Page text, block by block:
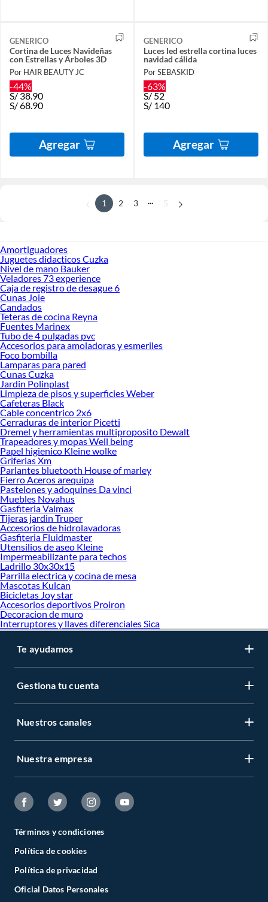
GENERICO
Cortina de Luces Navideñas
con Estrellas y Árboles 3D
Por HAIR BEAUTY JC
-44%
S/38.90
S/68.90
Agregar
GENERICO
Luces led estrella cortina luces
navidad cálida
Por SEBASKID
-63%
S/52
S/ 140
Agregar
1 2 3 ... 5
Amortiguadores
Juguetes didacticos Cuzka
Nivel de mano Bauker
Veladores 73 experience
Caja de registro de desague 6
Cunas Joie
Candados
Teteras de cocina Reyna
Fuentes Marinex
Tubo de 4 pulgadas pvc
Accesorios para amoladoras y esmeriles
Foco bombilla
Lamparas para pared
Cunas Cuzka
Jardin Polinplast
Limpieza de pisos y superficies Weber
Cafeteras Black
Cable concentrico 2x6
Cerraduras de interior Picetti
Dremel y herramientas multiproposito Dewalt
Trapeadores y mopas Well being
Papel higienico Kleine wolke
Griferias Xm
Parlantes bluetooth House of marley
Fierro Aceros arequipa
Pastelones y adoquines Da vinci
Muebles Novahus
Gasfiteria Valmax
Tijeras jardin Truper
Accesorios de hidrolavadoras
Gasfiteria Fluidmaster
Utensilios de aseo Kleine
Impermeabilizante para techos
Ladrillo 30x30x15
Parrilla electrica y cocina de mesa
Mascotas Kulcan
Bicicletas Joy star
Accesorios deportivos Proiron
Decoracion de muro
Interruptores y llaves diferenciales Sica
Te ayudamos
Gestiona tu cuenta
Nuestros canales
Nuestra empresa
Términos y condiciones
Política de cookies
Política de privacidad
Oficial Datos Personales